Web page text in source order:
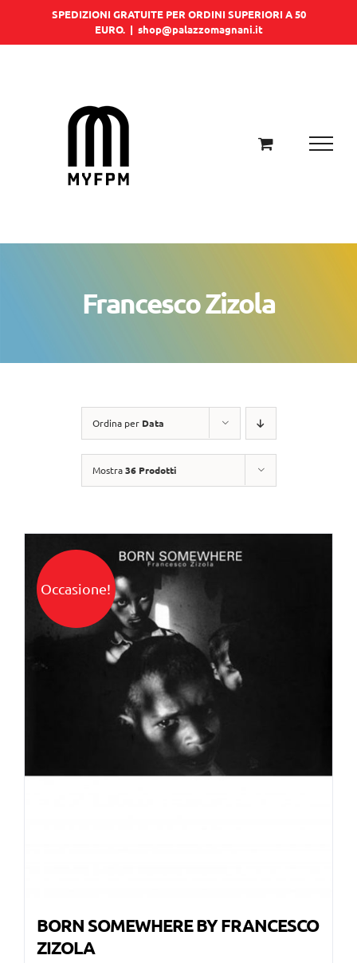
SPEDIZIONI GRATUITE PER ORDINI SUPERIORI A 50
EURO. | shop@palazzomagnani.it
Francesco Zizola
Ordina per Data
Mostra36 Prodotti
Occasione!
BORN SOMEWHERE BY FRANCESCO
ZIZOLA